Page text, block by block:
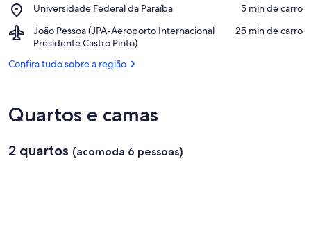
Branco
de
Américo
Universidade Federal da Paraíba
Place,
Federal
da
Paraíba
‪5 min de carro‬
João Pessoa (JPA-Aeroporto Internacional
Presidente Castro Pinto)
Airport,
João
(JPA-
Castro
‪25 min de carro‬
Confira tudo sobre a região
Quartos e camas
2 quartos (acomoda 6 pessoas)